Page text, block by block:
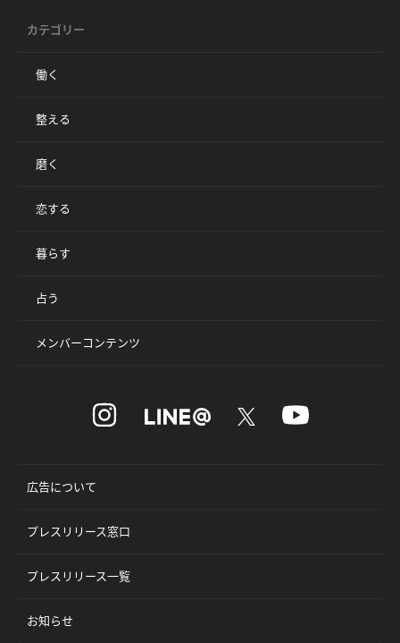
カテゴリー
働く
整える
磨く
恋する
暮らす
占う
メンバーコンテンツ
広告について
プレスリリース窓口
プレスリリース一覧
お知らせ